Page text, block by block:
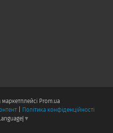
Prom.ua
Політика конфіденційності
▼